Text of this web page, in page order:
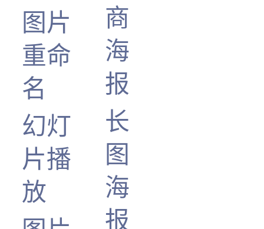
图片
重命
名
幻灯
片播
放
商
海
报
长
图
海
报